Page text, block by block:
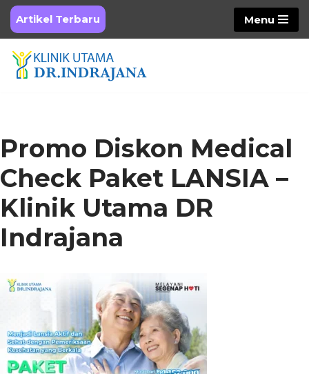
Skip
to
content
Artikel Terbaru Menu
Promo Diskon Medical
Check Paket LANSIA –
Klinik Utama DR
Indrajana